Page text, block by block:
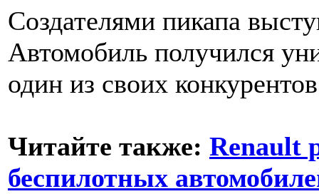
Создателями пикапа
Автомобиль получился
один из своих
Читайте также: Renault
беспилотных